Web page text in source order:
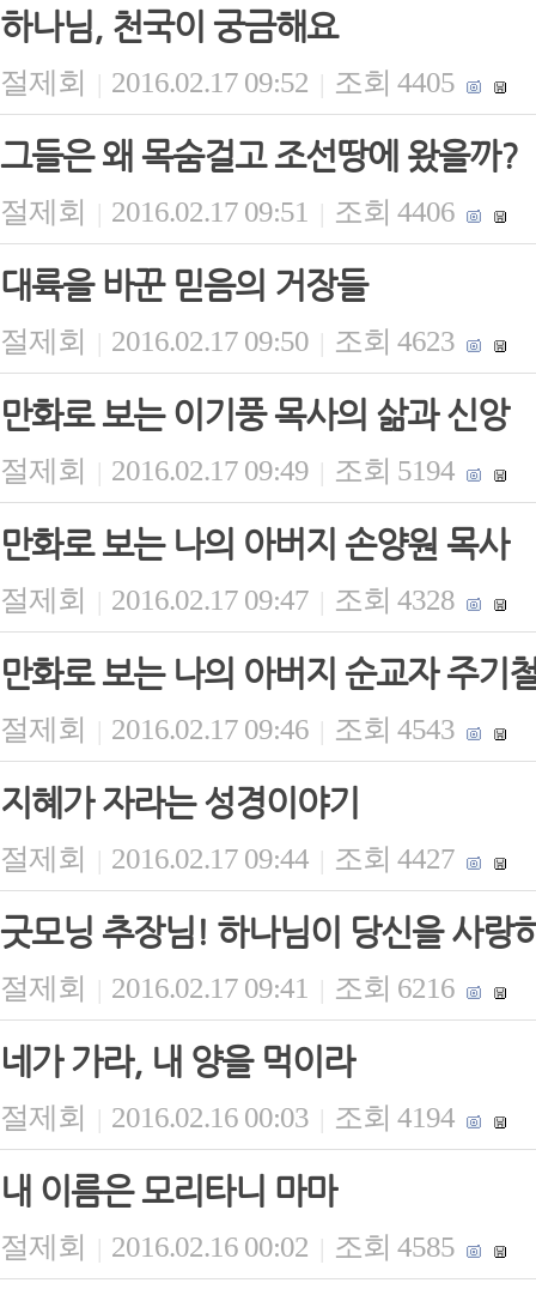
하나님, 천국이 궁금해요
절제회 | 2016.02.17 09:52 | 조회 4405
그들은 왜 목숨걸고 조선땅에 왔을까?
절제회 | 2016.02.17 09:51 | 조회 4406
대륙을 바꾼 믿음의 거장들
절제회 | 2016.02.17 09:50 | 조회 4623
만화로 보는 이기풍 목사의 삶과 신앙
절제회 | 2016.02.17 09:49 | 조회 5194
만화로 보는 나의 아버지 손양원 목사
절제회 | 2016.02.17 09:47 | 조회 4328
만화로 보는 나의 아버지 순교자 주기
절제회 | 2016.02.17 09:46 | 조회 4543
지혜가 자라는 성경이야기
절제회 | 2016.02.17 09:44 | 조회 4427
굿모닝 추장님! 하나님이 당신을 사랑
절제회 | 2016.02.17 09:41 | 조회 6216
네가 가라, 내 양을 먹이라
절제회 | 2016.02.16 00:03 | 조회 4194
내 이름은 모리타니 마마
절제회 | 2016.02.16 00:02 | 조회 4585